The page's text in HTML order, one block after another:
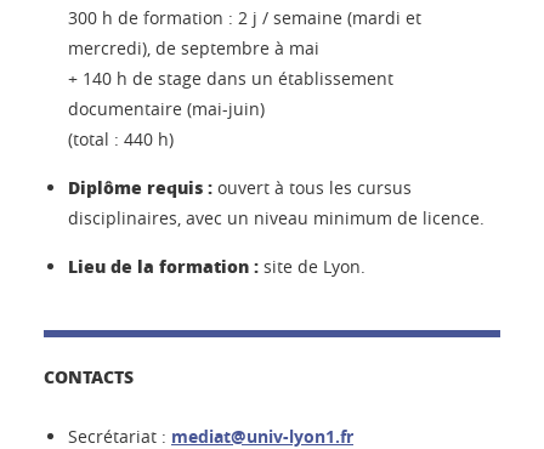
300 h de formation : 2 j / semaine (mardi et
mercredi), de septembre à mai
+ 140 h de stage dans un établissement
documentaire (mai-juin)
(total : 440 h)
Diplôme requis : ouvert à tous les cursus
disciplinaires, avec un niveau minimum de licence.
Lieu de la formation : site de Lyon.
CONTACTS
Secrétariat : mediat@univ-lyon1.fr